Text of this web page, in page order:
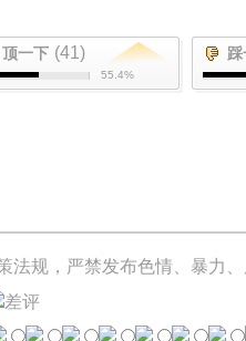
顶一下 (41)
55.4%
法规，严禁发布色情、暴力
差评